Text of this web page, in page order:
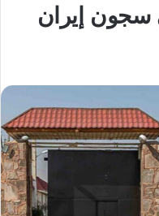
سجون إيران